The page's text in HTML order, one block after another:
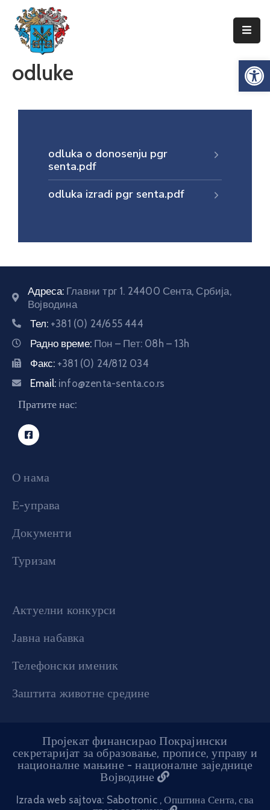
Упознајте
управа
Српски
odluke
odluka o donosenju pgr
senta.pdf
odluka izradi pgr senta.pdf
Адреса: Главни трг 1. 24400 Сента, Србија,
Војводина
Тел: +381 (0) 24/655 444
Радно време: Пон – Пет: 08h – 13h
Факс: +381 (0) 24/812 034
Email: info@zenta-senta.co.rs
Пратите нас:
О нама
Е-управа
Документи
Туризам
Актуелни конкурси
Јавна набавка
Телефонски именик
Заштита животне средине
Пројекат финансирао Покрајински
секретаријат за образовање, прописе, управу и
националне мањине - националне заједнице
Војводине
Izrada web sajtova: Sabotronic , Општина Сента, сва